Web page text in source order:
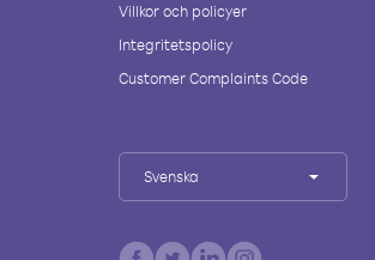
Villkor och policyer
Integritetspolicy
Customer Complaints Code
Svenska